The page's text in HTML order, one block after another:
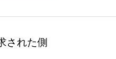
された側